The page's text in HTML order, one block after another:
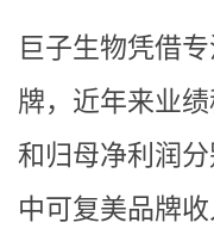
巨子生物凭借
牌，近年来业
和归母净利润
中可复美品牌